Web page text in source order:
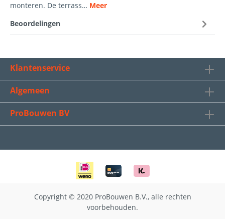
monteren. De terrass… Meer
Beoordelingen
Klantenservice
Algemeen
ProBouwen BV
Copyright © 2020 ProBouwen B.V., alle rechten
voorbehouden.